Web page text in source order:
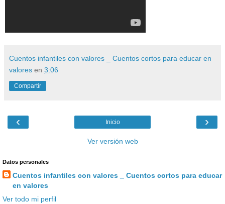
Cuentos infantiles con valores _ Cuentos cortos para educar en
valores en 3:06
Compartir
‹ ›
Inicio
Ver versión web
Datos personales
Cuentos infantiles con valores _ Cuentos cortos para educar
en valores
Ver todo mi perfil